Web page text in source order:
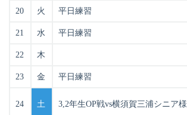
20 火 平日練習
21 水 平日練習
22 木
23 金 平日練習
24 土 3,2年生OP戦vs横須賀三浦シニア様